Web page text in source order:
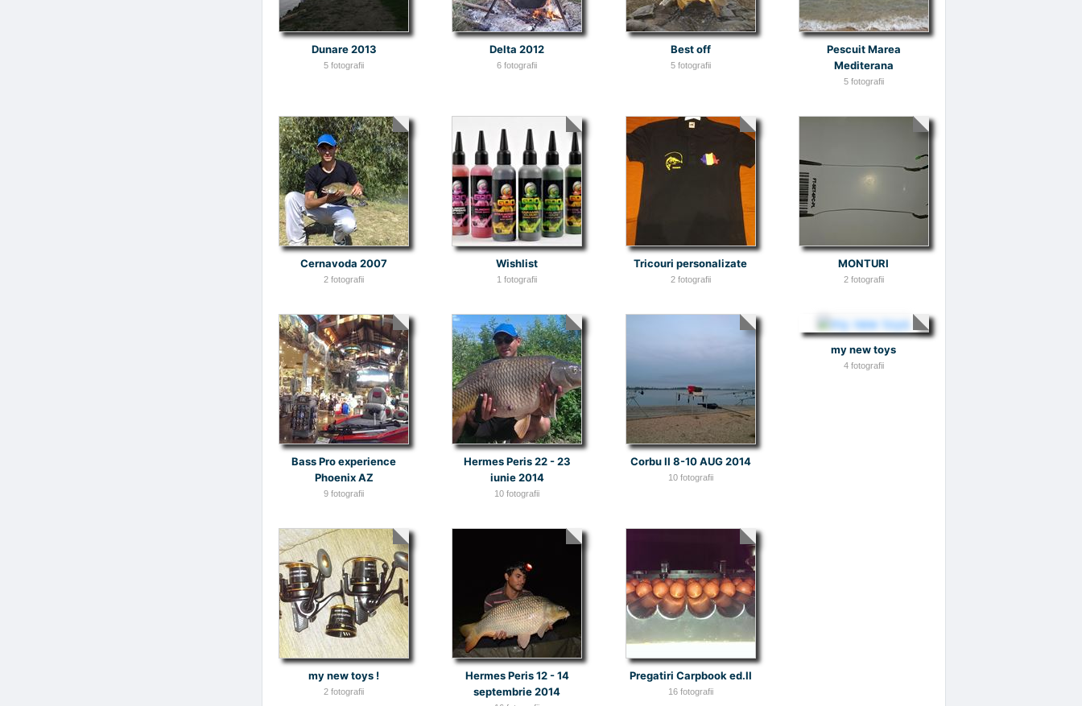
Dunare 2013
5 fotografii
Delta 2012
6 fotografii
Best off
5 fotografii
Pescuit Marea
Mediterana
5 fotografii
Cernavoda 2007
2 fotografii
Wishlist
1 fotografii
Tricouri personalizate
2 fotografii
MONTURI
2 fotografii
Bass Pro experience
Phoenix AZ
9 fotografii
Hermes Peris 22 - 23
iunie 2014
10 fotografii
Corbu II 8-10 AUG 2014
10 fotografii
my new toys
4 fotografii
my new toys !
2 fotografii
Hermes Peris 12 - 14
septembrie 2014
Pregatiri Carpbook ed.II
16 fotografii